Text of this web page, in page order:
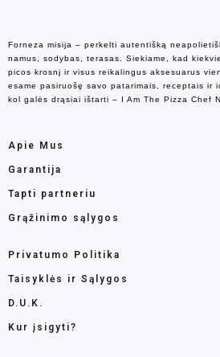
Forneza misija – perkelti autentišką
namus, sodybas, terasas. Siekiame, kad
picos krosnį ir visus reikalingus aksesuarus
esame pasiruošę savo patarimais, receptais ir
kol galės drąsiai ištarti – I Am The Pizza Chef
Apie Mus
Garantija
Tapti partneriu
Grąžinimo sąlygos
Privatumo Politika
Taisyklės ir Sąlygos
D.U.K.
Kur įsigyti?